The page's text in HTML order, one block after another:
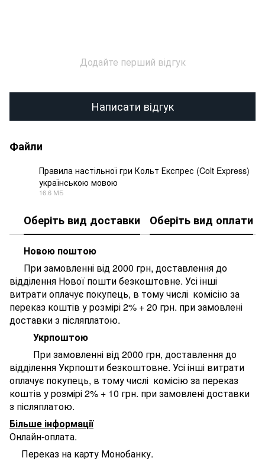
Додайте перший відгук
Написати відгук
Файли
Правила настільної гри Кольт Експрес (Colt Express)
українською мовою
16.6 МБ
Оберіть вид доставки Оберіть вид оплати
Новою поштою
При замовленні від 2000 грн, доставлення до
відділення Нової пошти безкоштовне. Усі інші
витрати оплачує покупець, в тому числі комісію за
переказ коштів у розмірі 2% + 20 грн. при замовлені
доставки з післяплатою.
Укрпоштою
При замовленні від 2000 грн, доставлення до
відділення Укрпошти безкоштовне. Усі інші витрати
оплачує покупець, в тому числі комісію за переказ
коштів у розмірі 2% + 10 грн. при замовлені доставки
з післяплатою.
Більше інформації
Онлайн-оплата.
Переказ на карту Монобанку.